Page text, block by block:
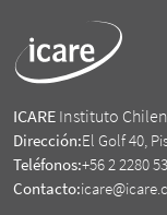
ICARE Instituto
Dirección:El Golf 40,
Teléfonos:+56 2 2280
Contacto: